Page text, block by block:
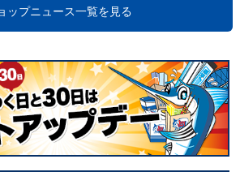
ップニュース一覧を見る